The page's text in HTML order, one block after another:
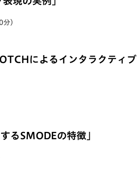
）
によるインタラクティブ
るSMODEの特徴」